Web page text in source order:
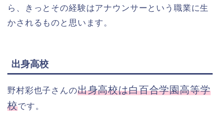
ら、きっとその経験はアナウンサーという職業に生
かされるものと思います。
出身高校
野村彩也子さんの出身高校は白百合学園高等学
校です。